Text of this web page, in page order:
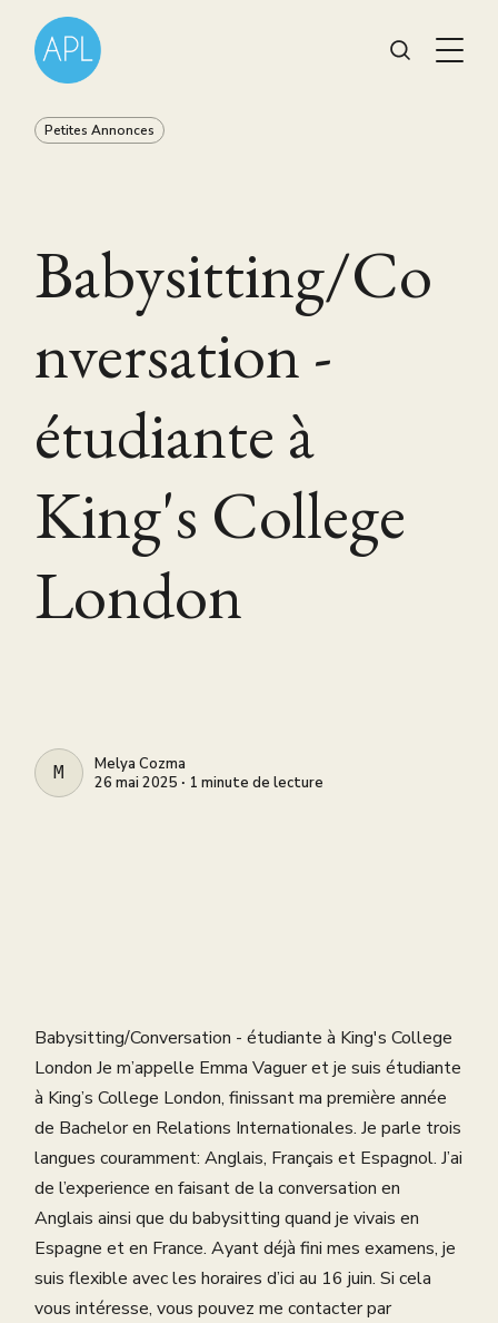
Petites Annonces
Babysitting/Co
nversation -
étudiante à
King's College
London
MELYA COZMA
Melya Cozma
26 mai 2025 ∙ 1 minute de lecture
Babysitting/Conversation - étudiante à King's College
London Je m’appelle Emma Vaguer et je suis étudiante
à King’s College London, finissant ma première année
de Bachelor en Relations Internationales. Je parle trois
langues couramment: Anglais, Français et Espagnol. J’ai
de l’experience en faisant de la conversation en
Anglais ainsi que du babysitting quand je vivais en
Espagne et en France. Ayant déjà fini mes examens, je
suis flexible avec les horaires d’ici au 16 juin. Si cela
vous intéresse, vous pouvez me contacter par